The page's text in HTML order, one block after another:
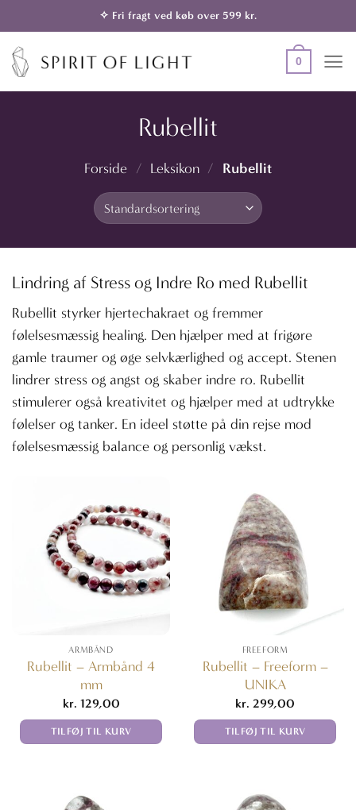
til
indhold
✧ Fri fragt ved køb over 599 kr.
0
Rubellit
Forside / Leksikon / Rubellit
Lindring af Stress og Indre Ro med Rubellit
Rubellit styrker hjertechakraet og fremmer
følelsesmæssig healing. Den hjælper med at frigøre
gamle traumer og øge selvkærlighed og accept. Stenen
lindrer stress og angst og skaber indre ro. Rubellit
stimulerer også kreativitet og hjælper med at udtrykke
følelser og tanker. En ideel støtte på din rejse mod
følelsesmæssig balance og personlig vækst.
ARMBÅND
Rubellit – Armbånd 4
mm
kr. 129,00
TILFØJ TIL KURV
FREEFORM
Rubellit – Freeform –
UNIKA
kr. 299,00
TILFØJ TIL KURV